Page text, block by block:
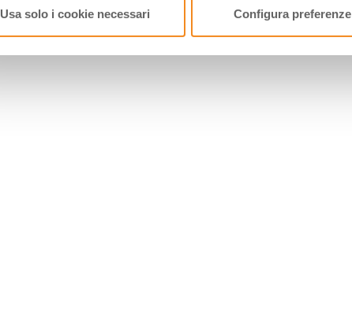
Usa solo i cookie necessari Configura preferenze